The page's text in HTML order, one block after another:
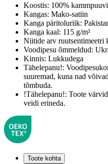
Koostis: 100%
Kangas: Mako-satiin
Kanga päritoluriik:
Kanga kaal: 115 g/m²
Niitide arv ruutsentimeetri
Voodipesu õmmeldud:
Kinnis: Lukkudega
Tähelepanu!:
suuremad, kuna nad
tõmbuda.
!Tähelepanu!: Toote
veidi erineda.
Toote kohta